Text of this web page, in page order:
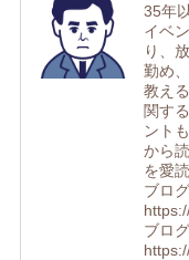
35年
イベ
り、
勤め
教え
関す
ント
から
を愛読
ブロ
ブロ